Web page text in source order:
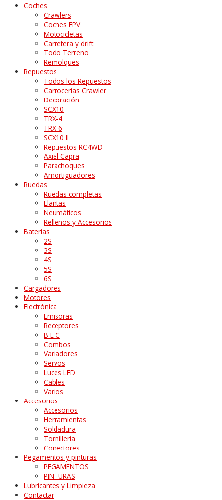
Coches
Crawlers
Coches FPV
Motocicletas
Carretera y drift
Todo Terreno
Remolques
Repuestos
Todos los Repuestos
Carrocerias Crawler
Decoración
SCX10
TRX-4
TRX-6
SCX10 II
Repuestos RC4WD
Axial Capra
Parachoques
Amortiguadores
Ruedas
Ruedas completas
Llantas
Neumáticos
Rellenos y Accesorios
Baterías
2S
3S
4S
5S
6S
Cargadores
Motores
Electrónica
Emisoras
Receptores
B E C
Combos
Variadores
Servos
Luces LED
Cables
Varios
Accesorios
Accesorios
Herramientas
Soldadura
Tornillería
Conectores
Pegamentos y pinturas
PEGAMENTOS
PINTURAS
Lubricantes y Limpieza
Contactar